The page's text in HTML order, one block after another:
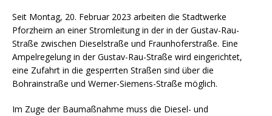
Seit Montag, 20. Februar 2023 arbeiten die Stadtwerke
Pforzheim an einer Stromleitung in der in der Gustav-Rau-
Straße zwischen Dieselstraße und Fraunhoferstraße. Eine
Ampelregelung in der Gustav-Rau-Straße wird eingerichtet,
eine Zufahrt in die gesperrten Straßen sind über die
Bohrainstraße und Werner-Siemens-Straße möglich.
Im Zuge der Baumaßnahme muss die Diesel- und